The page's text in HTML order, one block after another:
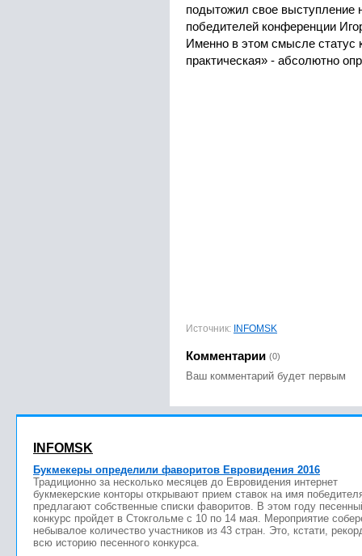
подытожил свое выступление
победителей конференции
Именно в этом смысле статус
практическая» - абсолютно
Источник: INFOMSK
Комментарии (0)
Ваш комментарий будет первым
INFOMSK
Букмекеры определили фаворитов Евровидения 2016
Традиционно за несколько месяцев до Евровидения интернет
букмекерские конторы открывают прием ставок на имя
предлагают собственные списки фаворитов. В этом году
конкурс пройдет в Стокгольме с 10 по 14 мая. Мероприятие
небывалое количество участников из 43 стран. Это, кстати,
всю историю песенного конкурса.